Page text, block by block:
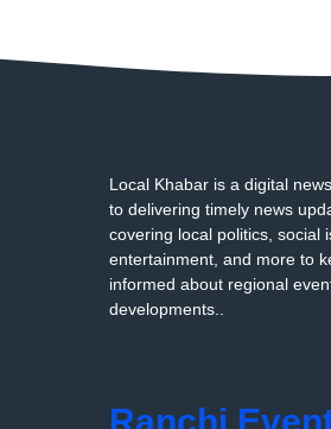
Local Khabar is a digital
to delivering timely news
covering local politics, social
entertainment, and more to
informed about regional
developments..